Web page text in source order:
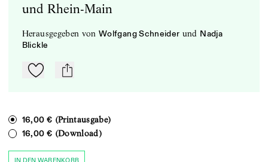
und Rhein-Main
herausgegeben von Wolfgang Schneider und Nadja
Blickle
Zu Mein-TdZ hinzufügen
mail
16,00 € (Printausgabe)
16,00 € (Download)
IN DEN WARENKORB